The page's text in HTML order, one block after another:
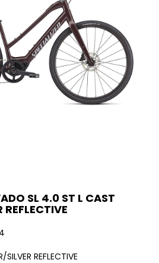
SL 4.0 ST L CAST
REFLECTIVE
REFLECTIVE